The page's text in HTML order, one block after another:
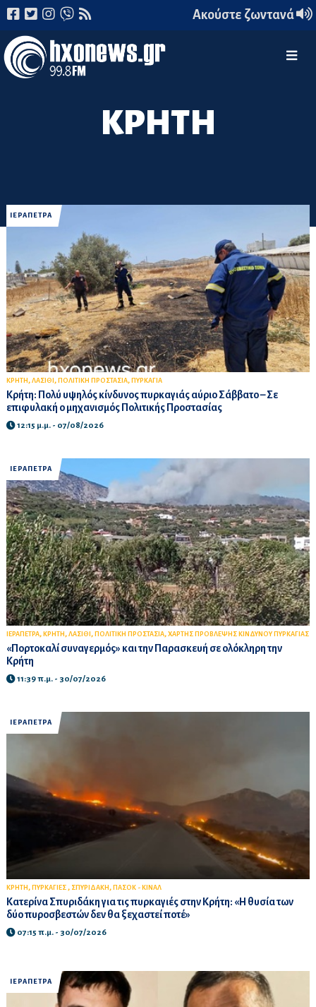
Ακούστε ζωντανά
ΚΡΗΤΗ
ΙΕΡΑΠΕΤΡΑ
ΚΡΗΤΗ , ΛΑΣΙΘΙ , ΠΟΛΙΤΙΚΗ ΠΡΟΣΤΑΣΙΑ, ΠΥΡΚΑΓΙΑ
Κρήτη: Πολύ υψηλός κίνδυνος πυρκαγιάς αύριο Σάββατο – Σε
επιφυλακή ο μηχανισμός Πολιτικής Προστασίας
12:15 μ.μ. - 07/08/2026
ΙΕΡΑΠΕΤΡΑ
ΙΕΡΑΠΕΤΡΑ, ΚΡΗΤΗ , ΛΑΣΙΘΙ , ΠΟΛΙΤΙΚΗ ΠΡΟΣΤΑΣΙΑ, ΧΑΡΤΗΣ ΠΡΟΒΛΕΨΗΣ ΚΙΝΔΥΝΟΥ ΠΥΡΚΑΓΙΑΣ
«Πορτοκαλί συναγερμός» και την Παρασκευή σε ολόκληρη την
Κρήτη
11:39 π.μ. - 30/07/2026
ΙΕΡΑΠΕΤΡΑ
ΚΡΗΤΗ , ΠΥΡΚΑΓΙΕΣ , ΣΠΥΡΙΔΑΚΗ , ΠΑΣΟΚ - ΚΙΝΑΛ
Κατερίνα Σπυριδάκη για τις πυρκαγιές στην Κρήτη: «Η θυσία των
δύο πυροσβεστών δεν θα ξεχαστεί ποτέ»
07:15 π.μ. - 30/07/2026
ΙΕΡΑΠΕΤΡΑ